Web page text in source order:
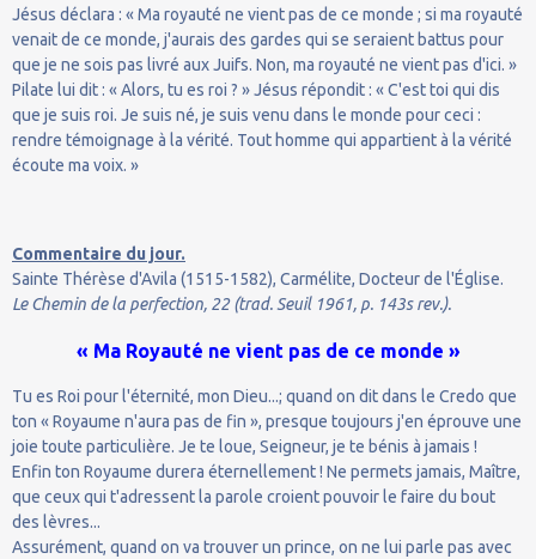
Jésus déclara : « Ma royauté ne vient pas de ce monde ; si ma royauté
venait de ce monde, j'aurais des gardes qui se seraient battus pour
que je ne sois pas livré aux Juifs. Non, ma royauté ne vient pas d'ici. »
Pilate lui dit : « Alors, tu es roi ? » Jésus répondit : « C'est toi qui dis
que je suis roi. Je suis né, je suis venu dans le monde pour ceci :
rendre témoignage à la vérité. Tout homme qui appartient à la vérité
écoute ma voix. »
Commentaire du jour.
Sainte Thérèse d'Avila (1515-1582), Carmélite, Docteur de l'Église.
Le Chemin de la perfection, 22 (trad. Seuil 1961, p. 143s rev.).
« Ma Royauté ne vient pas de ce monde »
Tu es Roi pour l'éternité, mon Dieu...; quand on dit dans le Credo que
ton « Royaume n'aura pas de fin », presque toujours j'en éprouve une
joie toute particulière. Je te loue, Seigneur, je te bénis à jamais !
Enfin ton Royaume durera éternellement ! Ne permets jamais, Maître,
que ceux qui t'adressent la parole croient pouvoir le faire du bout
des lèvres...
Assurément, quand on va trouver un prince, on ne lui parle pas avec